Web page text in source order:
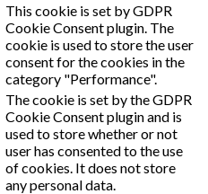
This cookie is set by GDPR
Cookie Consent plugin. The
cookie is used to store the user
consent for the cookies in the
category "Performance".
The cookie is set by the GDPR
Cookie Consent plugin and is
used to store whether or not
user has consented to the use
of cookies. It does not store
any personal data.